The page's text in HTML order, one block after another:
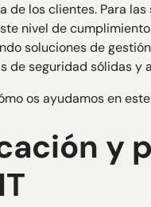
de los clientes. Para
nivel de
soluciones de
de seguridad sólidas y
os ayudamos en
y